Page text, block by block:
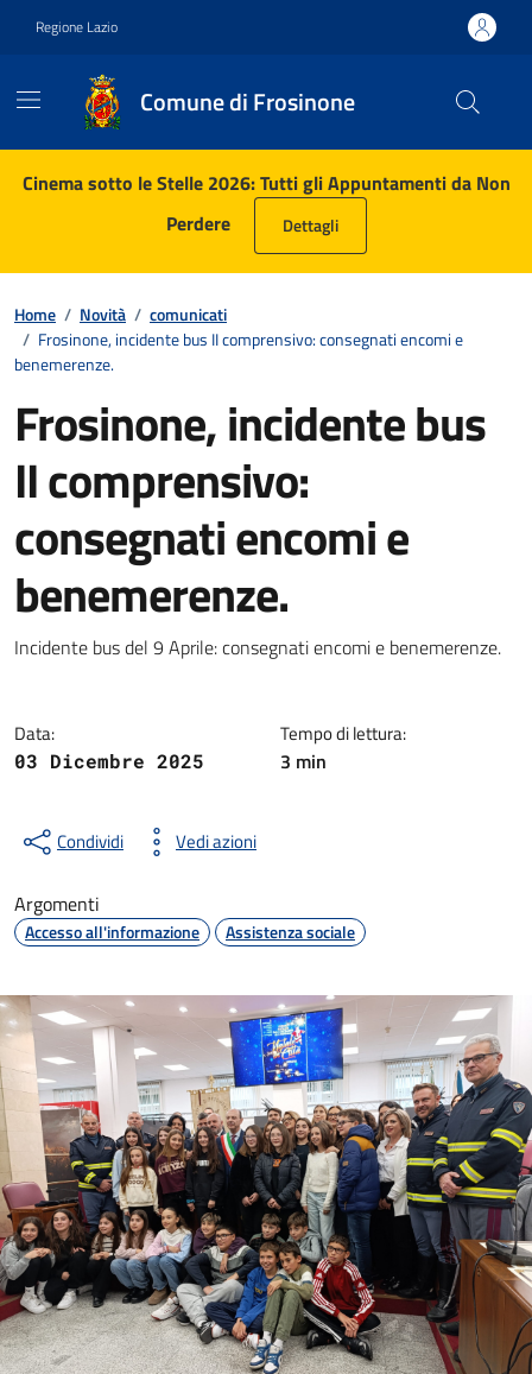
Regione Lazio
Comune di Frosinone
Contenuti in evidenza
Cinema sotto le Stelle 2026: Tutti gli Appuntamenti da Non
Perdere
Dettagli
Home / Novità / comunicati
/ Frosinone, incidente bus II comprensivo: consegnati encomi e
benemerenze.
Frosinone, incidente bus
II comprensivo:
consegnati encomi e
benemerenze.
Dettagli della notizia
Incidente bus del 9 Aprile: consegnati encomi e benemerenze.
Data:
03 Dicembre 2025
Tempo di lettura:
3 min
Condividi Vedi azioni
Argomenti
Accesso all'informazione Assistenza sociale